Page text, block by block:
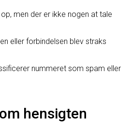
men der er ikke nogen at tale
eller forbindelsen blev straks
nummeret som spam eller
hensigten